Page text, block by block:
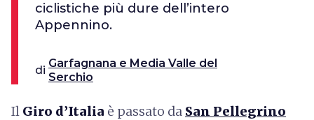
ciclistiche più dure dell’intero
Appennino.
di
Garfagnana e Media Valle del
Serchio
Il Giro d’Italia è passato da San Pellegrino